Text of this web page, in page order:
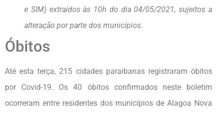
e SIM) extraídos às 10h do dia 04/05/2021, sujeitos a
alteração por parte dos municípios.
Óbitos
Até esta terça, 215 cidades paraibanas registraram óbitos
por Covid-19. Os 40 óbitos confirmados neste boletim
ocorreram entre residentes dos municípios de Alagoa Nova